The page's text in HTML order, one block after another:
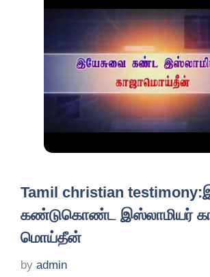
Tamil christian
கண்டுகொண்ட இஸ்லாமியர்
மொய்தீன்
by admin